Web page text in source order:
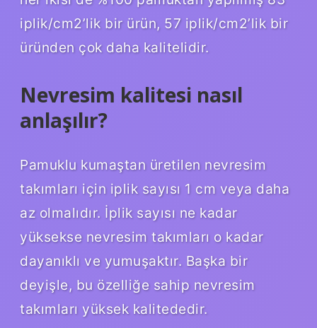
iplik/cm2’lik bir ürün, 57 iplik/cm2’lik bir
üründen çok daha kalitelidir.
Nevresim kalitesi nasıl
anlaşılır?
Pamuklu kumaştan üretilen nevresim
takımları için iplik sayısı 1 cm veya daha
az olmalıdır. İplik sayısı ne kadar
yüksekse nevresim takımları o kadar
dayanıklı ve yumuşaktır. Başka bir
deyişle, bu özelliğe sahip nevresim
takımları yüksek kalitededir.